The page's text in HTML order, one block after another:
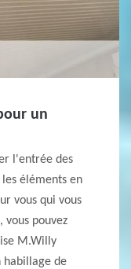
un
l'entrée des
éléments en
vous qui vous
vous pouvez
M.Willy
habillage de